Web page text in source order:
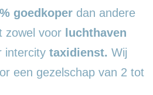
goedkoper dan andere
zowel voor luchthaven
intercity taxidienst. Wij
een gezelschap van 2 tot